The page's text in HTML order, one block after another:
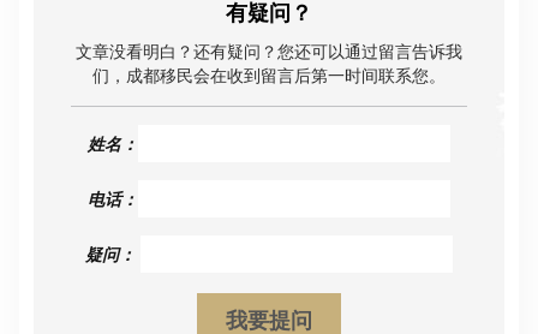
有疑问？
文章没看明白？还有疑问？您还可以通过留言告诉我
们，成都移民会在收到留言后第一时间联系您。
姓名：
电话：
疑问：